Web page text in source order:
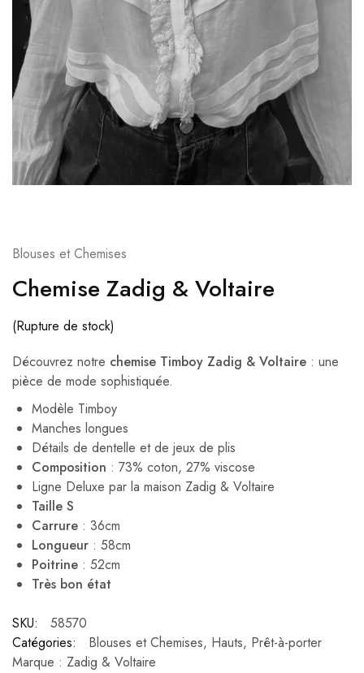
Blouses et Chemises
Chemise Zadig & Voltaire
(Rupture de stock)
Découvrez notre chemise Timboy Zadig & Voltaire : une
pièce de mode sophistiquée.
Modèle Timboy
Manches longues
Détails de dentelle et de jeux de plis
Composition : 73% coton, 27% viscose
Ligne Deluxe par la maison Zadig & Voltaire
Taille S
Carrure : 36cm
Longueur : 58cm
Poitrine : 52cm
Très bon état
SKU:
58570
Catégories:
Blouses et Chemises, Hauts, Prêt-à-porter
Marque : Zadig & Voltaire